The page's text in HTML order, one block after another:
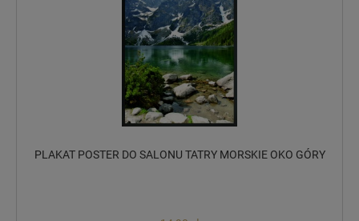
PLAKAT POSTER DO SALONU TATRY MORSKIE OKO GÓRY